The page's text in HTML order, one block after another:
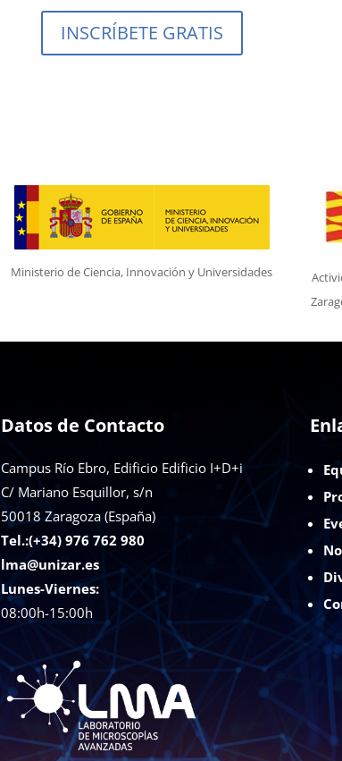
INSCRÍBETE GRATIS
Ministerio de Ciencia, Innovación y Universidades
Datos de Contacto
Campus Río Ebro, Edificio Edificio I+D+i
C/ Mariano Esquillor, s/n
50018 Zaragoza (España)
Tel.:(+34) 976 762 980
lma@unizar.es
Lunes-Viernes:
08:00h-15:00h